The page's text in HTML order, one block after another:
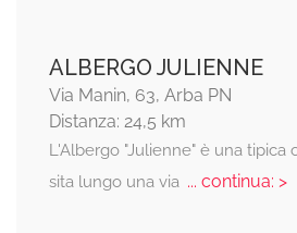
ALBERGO JULIENNE
Via Manin, 63, Arba PN
Distanza: 24,5 km
L'Albergo "Julienne" è una tipica
sita lungo una via... continua: >